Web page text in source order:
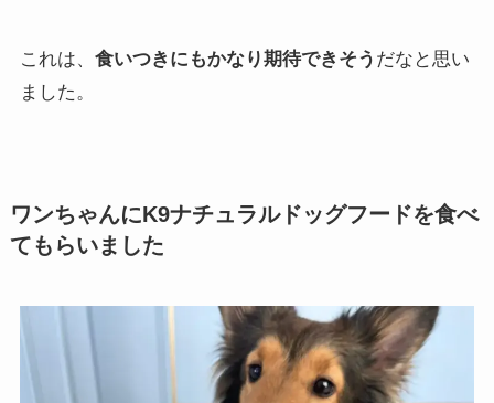
これは、 食いつきにもかなり期待できそう だなと思い
ました。
ワンちゃんにK9ナチュラルドッグフードを食べ
てもらいました